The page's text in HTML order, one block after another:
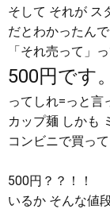
そして それが ス
だとわかったんで
「それ売って」
500円です。
ってしれ=っと言
カップ麺 しかも
コンビニで買っ
500円？？！！
いるか そんな値